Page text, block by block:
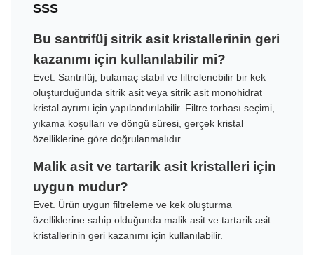
SSS
Bu santrifüj sitrik asit kristallerinin geri
kazanımı için kullanılabilir mi?
Evet. Santrifüj, bulamaç stabil ve filtrelenebilir bir kek
oluşturduğunda sitrik asit veya sitrik asit monohidrat
kristal ayrımı için yapılandırılabilir. Filtre torbası seçimi,
yıkama koşulları ve döngü süresi, gerçek kristal
özelliklerine göre doğrulanmalıdır.
Malik asit ve tartarik asit kristalleri için
uygun mudur?
Evet. Ürün uygun filtreleme ve kek oluşturma
özelliklerine sahip olduğunda malik asit ve tartarik asit
kristallerinin geri kazanımı için kullanılabilir.